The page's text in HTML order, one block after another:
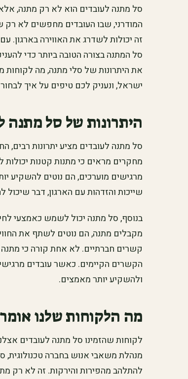
סל מתנה לעובדים הוא לא רק מתנה,
המודרני, שבו העובדים מחפשים לא רק
זה יכולות לשדרג את האווירה
סל המתנה בצורה הטובה ביותר כדי
את היתרונות של סלי מתנה, מה
ישראל, ונעניק לכם טיפים על איך
היתרונות של סל מתנה
סל מתנה לעובדים מציע יתרונות רבים,
מחקרים מראים כי מתנות קטנות
מרגישים מוערכים, הם נוטים להשקיע
שייכות והזדהות עם הארגון, דבר שיכול
בנוסף, סל מתנה יכול לשמש כאמצעי
מקבלים מתנה, הם נוטים לשתף את
קשרים חברתיים. לא אחת קורה כי מתנה
הקשרים הקיימים. כאשר עובדים
ולהשקיע יותר מאמצים.
מה הלקוחות שלנו
לקוחות שהזמינו סל מתנה לעובדים
מנהלת משאבי אנוש בחברה טכנולוגית,
להתלהב מהפירות והירקות. זה לא רק